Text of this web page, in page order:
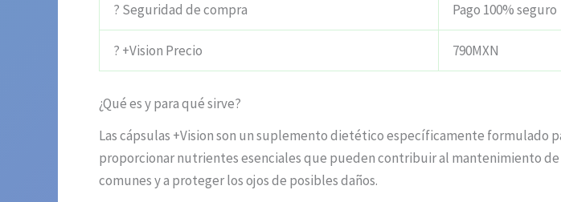
? Seguridad de compra Pago 100% seguro
? +Vision Precio 790MXN
¿Qué es y para qué sirve?
Las cápsulas +Vision son un suplemento dietético específicamente formulado
proporcionar nutrientes esenciales que pueden contribuir al mantenimiento
comunes y a proteger los ojos de posibles daños.